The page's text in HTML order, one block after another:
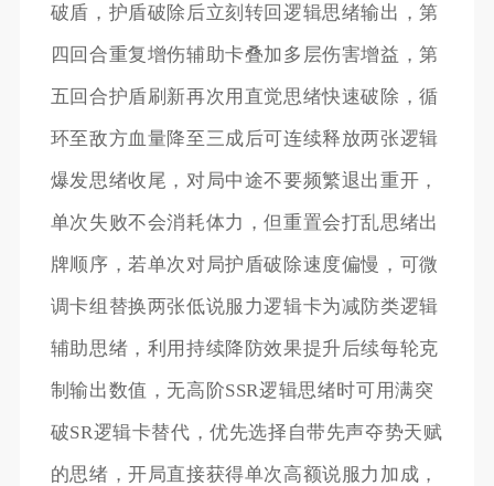
破盾，护盾破除后立刻转回逻辑思绪输出，第
四回合重复增伤辅助卡叠加多层伤害增益，第
五回合护盾刷新再次用直觉思绪快速破除，循
环至敌方血量降至三成后可连续释放两张逻辑
爆发思绪收尾，对局中途不要频繁退出重开，
单次失败不会消耗体力，但重置会打乱思绪出
牌顺序，若单次对局护盾破除速度偏慢，可微
调卡组替换两张低说服力逻辑卡为减防类逻辑
辅助思绪，利用持续降防效果提升后续每轮克
制输出数值，无高阶SSR逻辑思绪时可用满突
破SR逻辑卡替代，优先选择自带先声夺势天赋
的思绪，开局直接获得单次高额说服力加成，